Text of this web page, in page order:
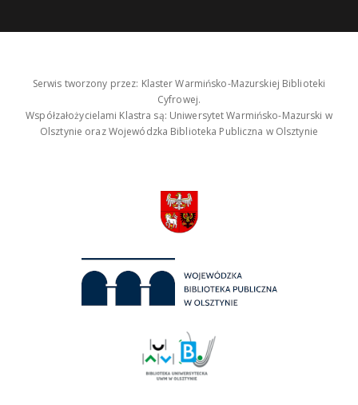
Serwis tworzony przez: Klaster Warmińsko-Mazurskiej Biblioteki
Cyfrowej.
Współzałożycielami Klastra są: Uniwersytet Warmińsko-Mazurski w
Olsztynie oraz Wojewódzka Biblioteka Publiczna w Olsztynie